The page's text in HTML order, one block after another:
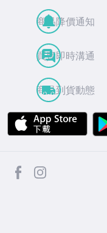
商品降價通知
買賣即時溝通
商品到貨動態
facebook